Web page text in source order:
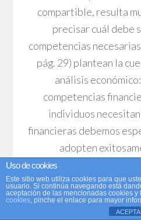
compartible, resulta
precisar cuál debe
competencias
pág. 29) plantean la
análisis
competencias
individuos
financieras debemos
adopten
independiente, y qué
delegar en
Si admitimos el
Uso de cookies
Este sitio web utiliza cookies para que
usuario. Si continúa navegando está
aceptación de las mencionadas cookies y
cookies, pinche el enlace para mayor